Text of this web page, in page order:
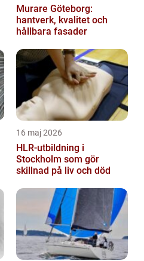
Murare Göteborg:
hantverk, kvalitet och
hållbara fasader
16 maj 2026
HLR-utbildning i
Stockholm som gör
skillnad på liv och död